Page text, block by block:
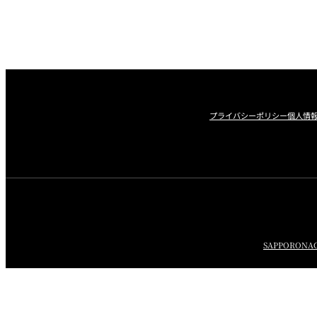
プライバシーポリシー個人情
SAPPORO